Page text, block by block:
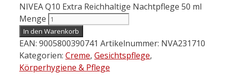
NIVEA Q10 Extra Reichhaltige Nachtpflege 50 ml
Menge
In den Warenkorb
EAN: 9005800390741 Artikelnummer: NVA231710
Kategorien: Creme, Gesichtspflege,
Körperhygiene & Pflege